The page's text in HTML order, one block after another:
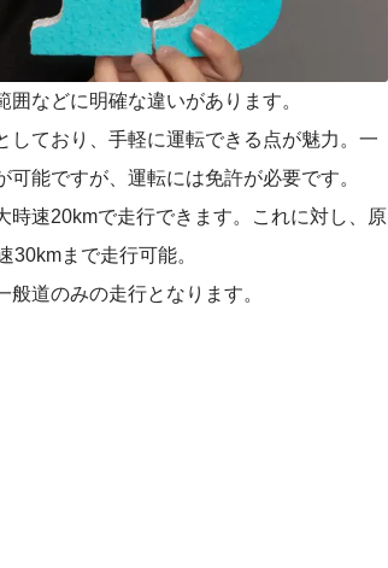
などに明確な違いがあります。
ており、手軽に運転できる点が魅力。一
能ですが、運転には免許が必要です。
速20kmで走行できます。これに対し、原
まで走行可能。
道のみの走行となります。